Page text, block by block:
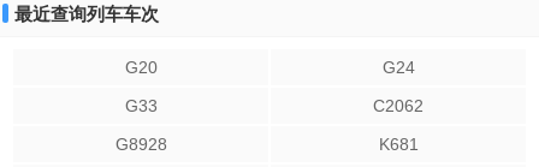
最近查询列车车次
G20
G24
G33
C2062
G8928
K681